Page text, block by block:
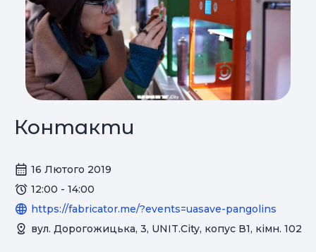
Контакти
16 Лютого 2019
12:00 - 14:00
https://fabricator.me/?events=uasave-pangolins
вул. Дорогожицька, 3, UNIT.City, копус В1, кімн. 102